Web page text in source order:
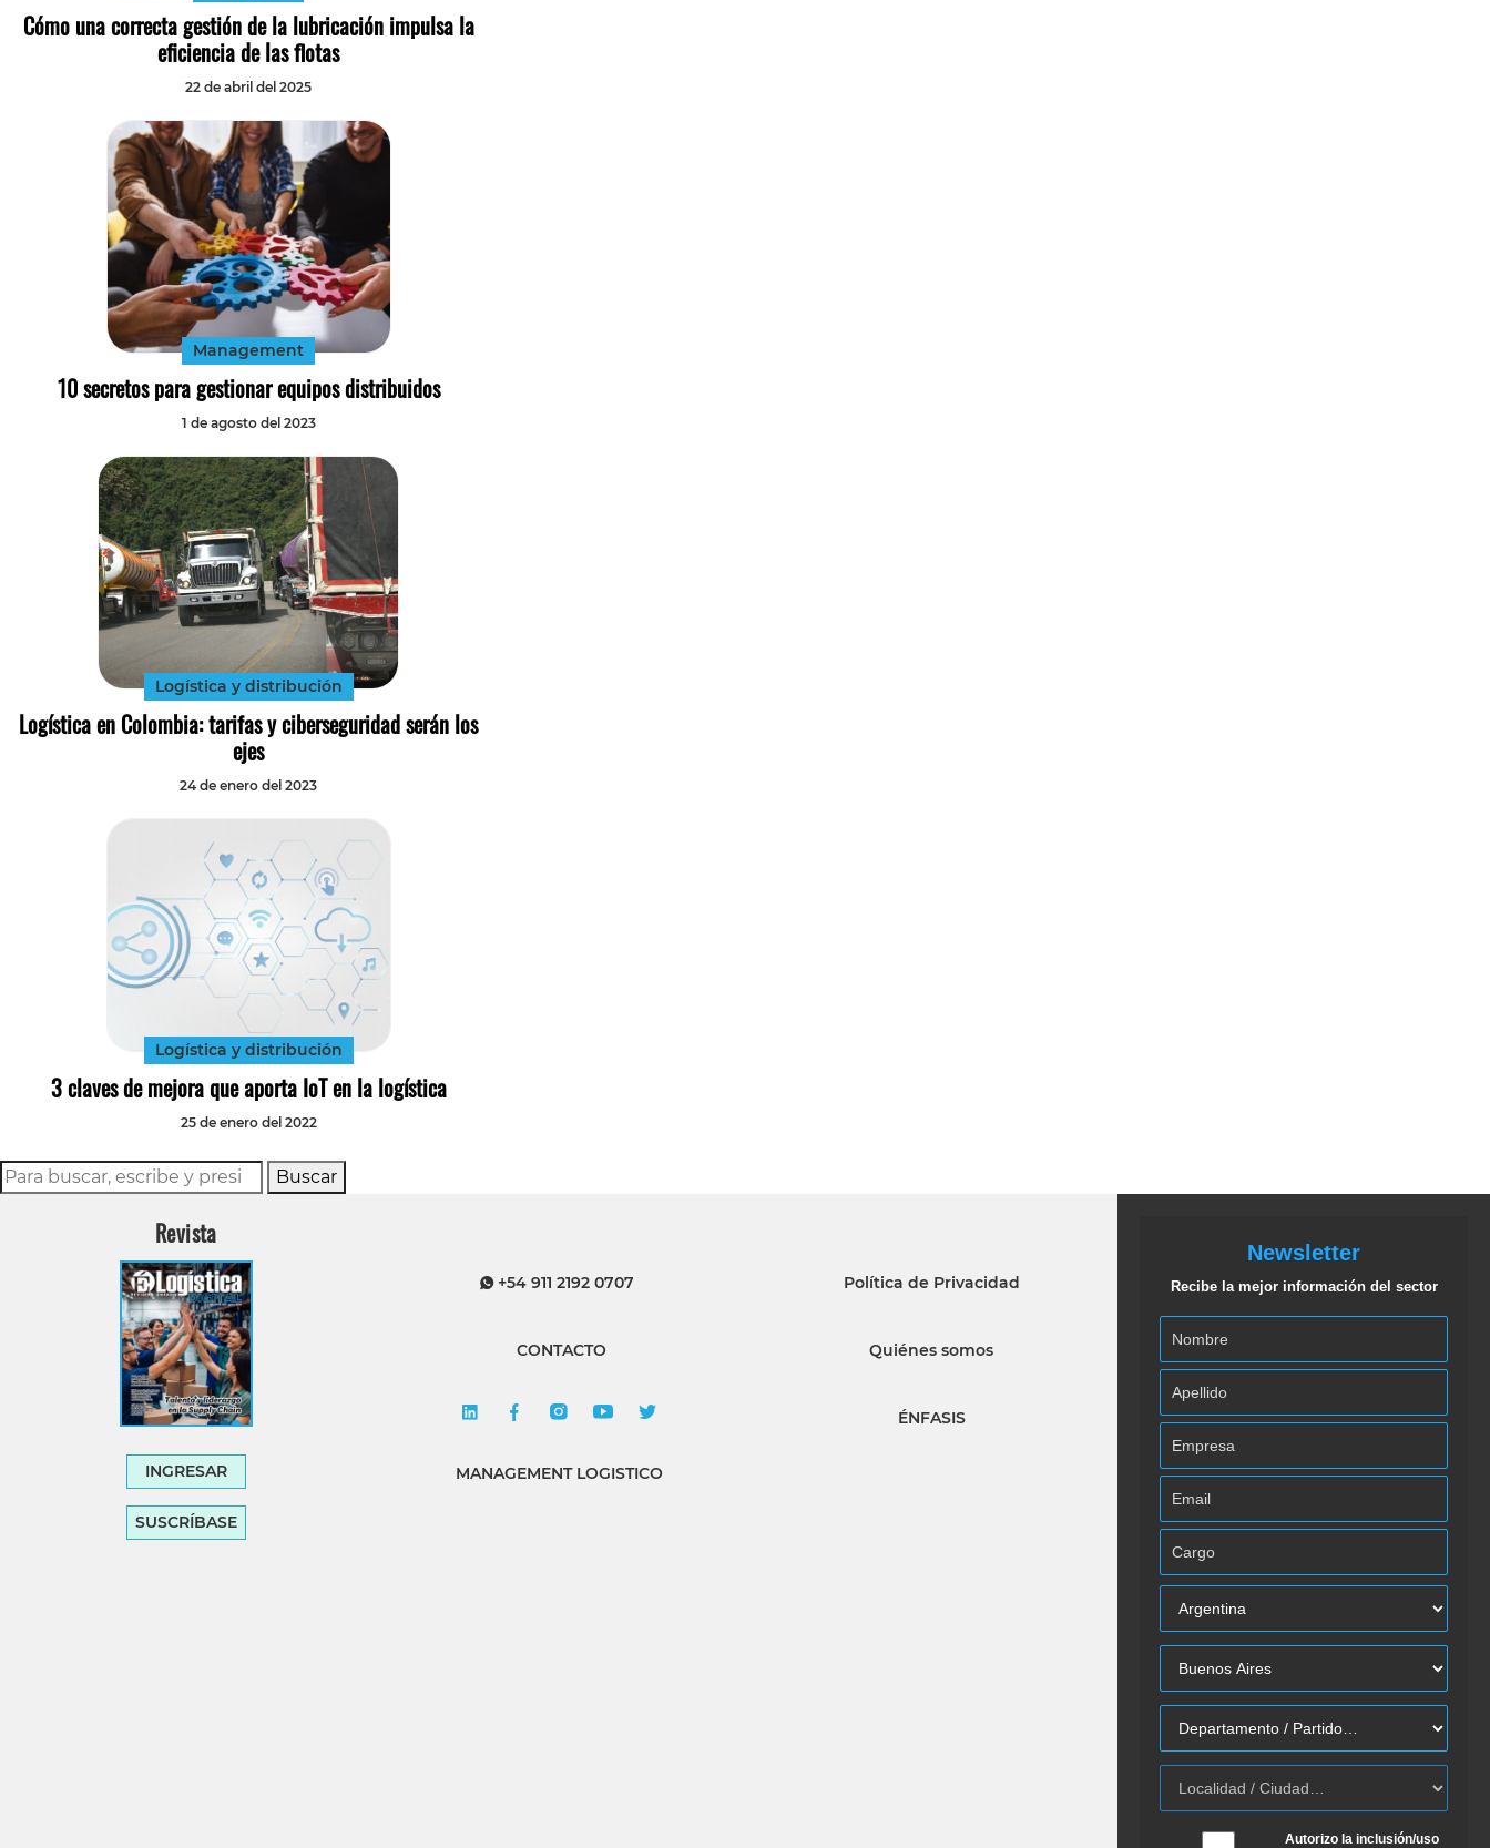
Cómo una correcta gestión de la lubricación impulsa la
eficiencia de las flotas
22 de abril del 2025
Management
10 secretos para gestionar equipos distribuidos
1 de agosto del 2023
Logística y distribución
Logística en Colombia: tarifas y ciberseguridad serán los
ejes
24 de enero del 2023
Logística y distribución
3 claves de mejora que aporta IoT en la logística
25 de enero del 2022
Buscar
Revista
INGRESAR
SUSCRÍBASE
+54 911 2192 0707
CONTACTO
MANAGEMENT LOGISTICO
Política de Privacidad
Quiénes somos
ÉNFASIS
Newsletter
Recibe la mejor información del sector
Autorizo la inclusión/uso